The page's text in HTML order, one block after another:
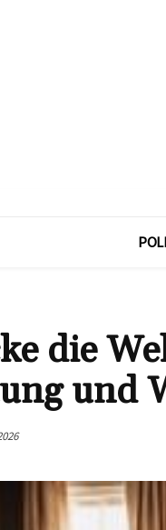
die
und